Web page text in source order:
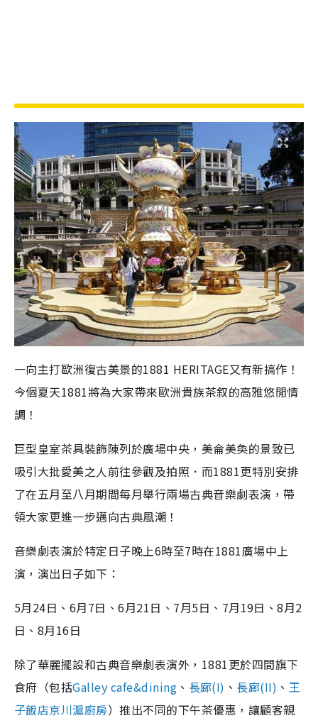
一向主打歐洲復古美景的1881 HERITAGE又有新搞作！
今個夏天1881將為大家帶來歐洲貴族茶叙的高雅悠閒情
調！
巨型皇室茶具裝飾陳列於廣場中央，美侖美奐的景致已
吸引大批愛美之人前往參觀及拍照．而1881更特別安排
了在五月至八月期間每月舉行兩場古典音樂劇表演，帶
領大家更進一步邁向古典風潮！
音樂劇表演於特定日子晚上6時至7時在1881廣場中上
演，演出日子如下：
5月24日、6月7日、6月21日、7月5日、7月19日、8月2
日、8月16日
除了華麗擺設和古典音樂劇表演外，1881更於四間旗下
食府（包括Galley cafe&dining 、 長廊(I) 、 長廊(II) 、 王
子飯店京川滬廚房）推出不同的下午茶優惠，讓顧客親